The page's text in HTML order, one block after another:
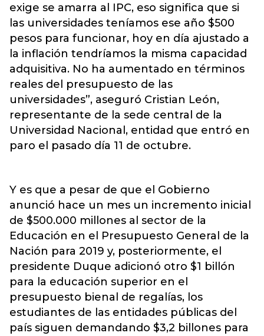
exige se amarra al IPC, eso significa que si
las universidades teníamos ese año $500
pesos para funcionar, hoy en día ajustado a
la inflación tendríamos la misma capacidad
adquisitiva. No ha aumentado en términos
reales del presupuesto de las
universidades”, aseguró Cristian León,
representante de la sede central de la
Universidad Nacional, entidad que entró en
paro el pasado día 11 de octubre.
Y es que a pesar de que el Gobierno
anunció hace un mes un incremento inicial
de $500.000 millones al sector de la
Educación en el Presupuesto General de la
Nación para 2019 y, posteriormente, el
presidente Duque adicionó otro $1 billón
para la educación superior en el
presupuesto bienal de regalías, los
estudiantes de las entidades públicas del
país siguen demandando $3,2 billones para